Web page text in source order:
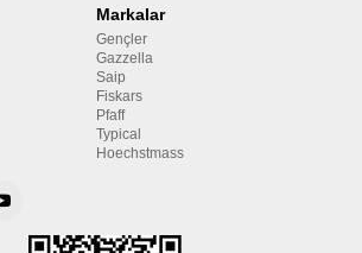
Markalar
Gençler
Gazzella
Saip
Fiskars
Pfaff
Typical
Hoechstmass